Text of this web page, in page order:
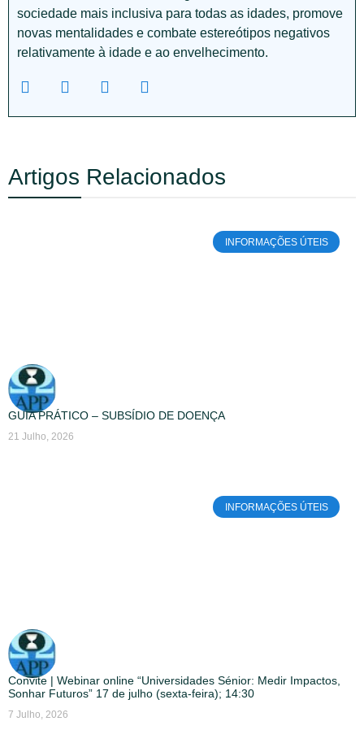
sociedade mais inclusiva para todas as idades, promove
novas mentalidades e combate estereótipos negativos
relativamente à idade e ao envelhecimento.
Artigos Relacionados
INFORMAÇÕES ÚTEIS
GUIA PRÁTICO – SUBSÍDIO DE DOENÇA
21 Julho, 2026
INFORMAÇÕES ÚTEIS
Convite | Webinar online “Universidades Sénior: Medir Impactos,
Sonhar Futuros” 17 de julho (sexta-feira); 14:30
7 Julho, 2026